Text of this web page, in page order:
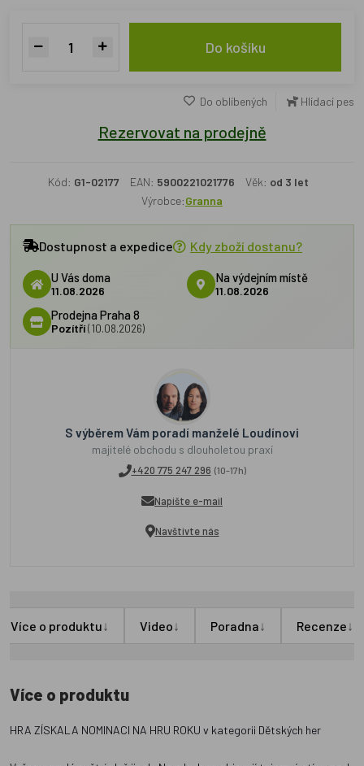
Do košíku
Do oblíbených Hlídací pes
Rezervovat na prodejně
Kód: G1-02177 EAN: 5900221021776 Věk: od 3 let
Výrobce:Granna
Dostupnost a expedice Kdy zboží dostanu?
U Vás doma
11.08.2026
Na výdejním místě
11.08.2026
Prodejna Praha 8
Pozítří(10.08.2026)
S výběrem Vám poradí manželé Loudínovi
majitelé obchodu s dlouholetou praxí
+420 775 247 296 (10-17h)
Napište e-mail
Navštivte nás
Více o produktu↓ Video↓ Poradna↓ Recenze↓
Více o produktu
HRA ZÍSKALA NOMINACI NA HRU ROKU v kategorii Dětských her